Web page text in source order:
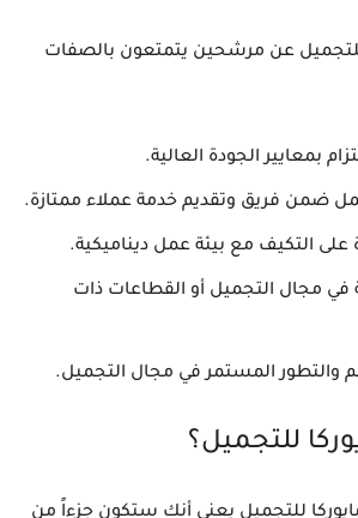
للتجميل عن مرشحين يتمتعون بالصفات
بمعايير الجودة العالية.
ضمن فريق وتقديم خدمة عملاء ممتازة.
على التكيف مع بيئة عمل ديناميكية.
في مجال التجميل أو القطاعات ذات
والتطور المستمر في مجال التجميل.
للتجميل؟
للتجميل يعني أنك ستكون جزءاً من